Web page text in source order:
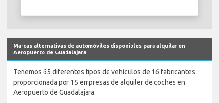
Marcas alternativas de automóviles disponibles para alquilar en
Aeropuerto de Guadalajara
Tenemos 65 diferentes tipos de vehículos de 16 fabricantes
proporcionada por 15 empresas de alquiler de coches en
Aeropuerto de Guadalajara.